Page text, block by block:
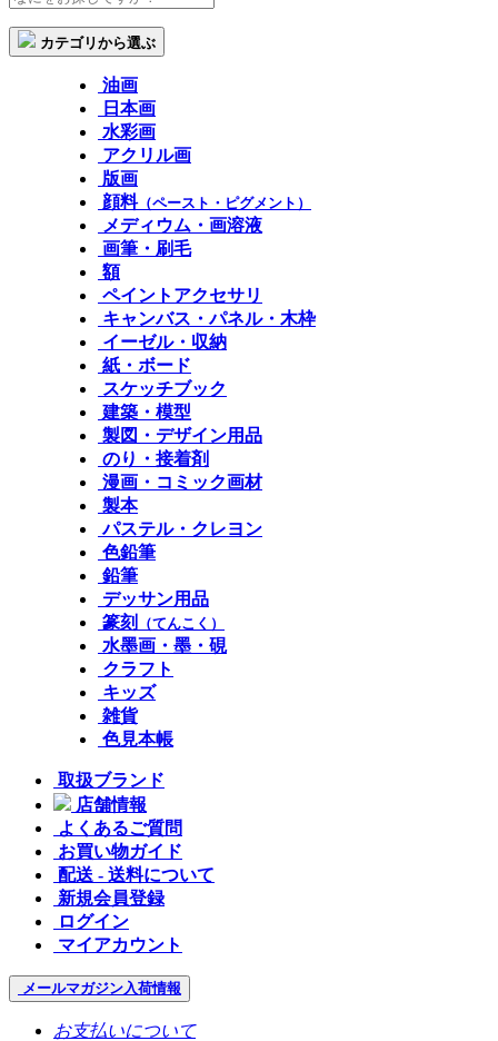
カテゴリから選ぶ
油画
日本画
水彩画
アクリル画
版画
顔料（ペースト・ピグメント）
メディウム・画溶液
画筆・刷毛
額
ペイントアクセサリ
キャンバス・パネル・木枠
イーゼル・収納
紙・ボード
スケッチブック
建築・模型
製図・デザイン用品
のり・接着剤
漫画・コミック画材
製本
パステル・クレヨン
色鉛筆
鉛筆
デッサン用品
篆刻
（てんこく）
水墨画・墨・硯
クラフト
キッズ
雑貨
色見本帳
取扱ブランド
店舗情報
よくあるご質問
お買い物ガイド
配送 - 送料について
新規会員登録
ログイン
マイアカウント
メールマガジン入荷情報
お支払いについて